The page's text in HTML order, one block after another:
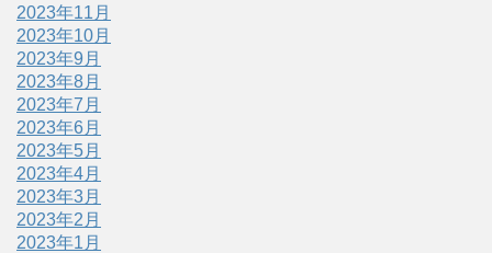
2023年11月
2023年10月
2023年9月
2023年8月
2023年7月
2023年6月
2023年5月
2023年4月
2023年3月
2023年2月
2023年1月